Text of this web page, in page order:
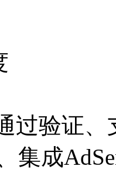
过验证、
集成